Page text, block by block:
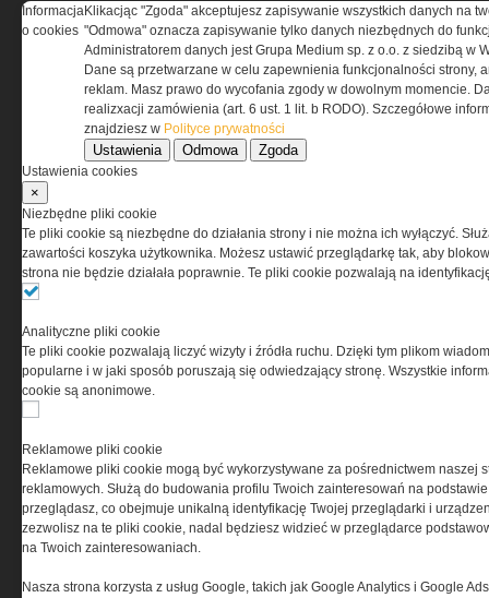
z zaakceptowaniem warunków ustanowionych
przez Grupa MEDIUM Spółka z ograniczoną
odpowiedzialnością Spółka komandytowa, nr KRS:
0000537655, NIP 1132860378, REGON 146393437
(zwana dalej Grupa MEDIUM) w postaci Regulaminu.
Przeczytaj regulamin
PRYWATNOŚĆ
informacji na Twoim komputerze. Pliki cookies stosujemy
w celu świadczenia usług na najwyższym poziomie,
w tym w sposób dostosowany do indywidualnych potrzeb.
Korzystanie z witryny bez zmiany ustawień dotyczących
dokonać zmiany ustawień przeglądarki dotyczących
cookies. Nim Państwo zaczną korzystać z naszego
serwisu prosimy o zapoznanie się z nasząpolityką
prywatnościoraz informacją o cookies.
Informacja
o cookies
Klikacjąc "Zgoda" akceptujesz zapisywanie wszystkich danych na
"Odmowa" oznacza zapisywanie tylko danych niezbędnych do
Administratorem danych jest Grupa Medium sp. z o.o. z siedzibą w
Dane są przetwarzane w celu zapewnienia funkcjonalności strony,
reklam. Masz prawo do wycofania zgody w dowolnym momencie.
realizxacji zamówienia (art. 6 ust. 1 lit. b RODO). Szczegółowe
znajdziesz w Polityce prywatności
Ustawienia Odmowa Zgoda
Ustawienia cookies
×
Niezbędne pliki cookie
Te pliki cookie są niezbędne do działania strony i nie można ich wyłączyć.
zawartości koszyka użytkownika. Możesz ustawić przeglądarkę tak, aby
strona nie będzie działała poprawnie. Te pliki cookie pozwalają na
Analityczne pliki cookie
Te pliki cookie pozwalają liczyć wizyty i źródła ruchu. Dzięki tym plikom
popularne i w jaki sposób poruszają się odwiedzający stronę. Wszystkie
cookie są anonimowe.
Reklamowe pliki cookie
Reklamowe pliki cookie mogą być wykorzystywane za pośrednictwem naszej
reklamowych. Służą do budowania profilu Twoich zainteresowań na
przeglądasz, co obejmuje unikalną identyfikację Twojej przeglądarki i
zezwolisz na te pliki cookie, nadal będziesz widzieć w przeglądarce
na Twoich zainteresowaniach.
Nasza strona korzysta z usług Google, takich jak Google Analytics i Google